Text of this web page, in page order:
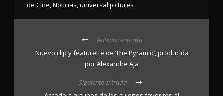
de Cine,Noticias,universal pictures
Anterior entrada
Nuevo clip y featurette de ‘The Pyramid’, producida
por Alexandre Aja
Siguiente entrada